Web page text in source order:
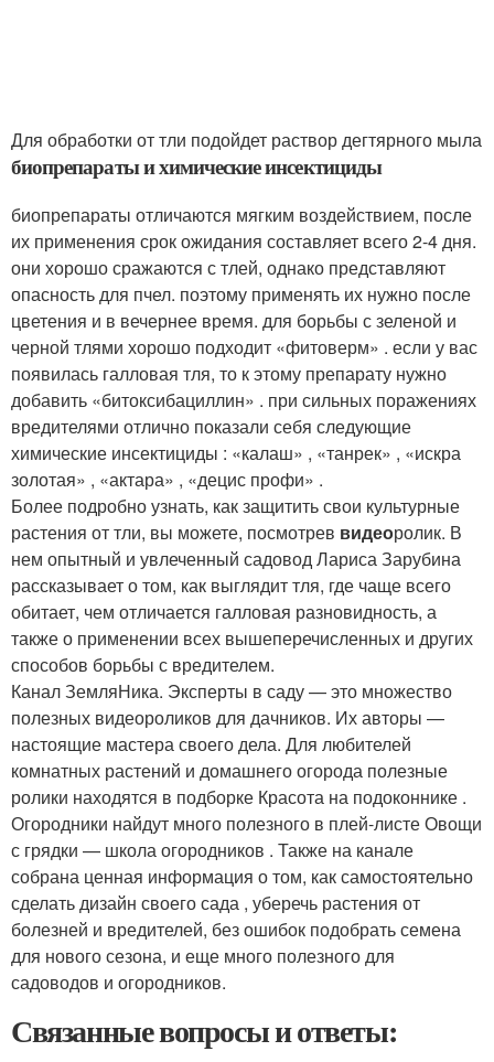
Для обработки от тли подойдет раствор дегтярного мыла
биопрепараты и химические инсектициды
биопрепараты отличаются мягким воздействием, после
их применения срок ожидания составляет всего 2-4 дня.
они хорошо сражаются с тлей, однако представляют
опасность для пчел. поэтому применять их нужно после
цветения и в вечернее время. для борьбы с зеленой и
черной тлями хорошо подходит «фитоверм» . если у вас
появилась галловая тля, то к этому препарату нужно
добавить «битоксибациллин» . при сильных поражениях
вредителями отлично показали себя следующие
химические инсектициды : «калаш» , «танрек» , «искра
золотая» , «актара» , «децис профи» .
Более подробно узнать, как защитить свои культурные
растения от тли, вы можете, посмотрев видеоролик. В
нем опытный и увлеченный садовод Лариса Зарубина
рассказывает о том, как выглядит тля, где чаще всего
обитает, чем отличается галловая разновидность, а
также о применении всех вышеперечисленных и других
способов борьбы с вредителем.
Канал ЗемляНика. Эксперты в саду — это множество
полезных видеороликов для дачников. Их авторы —
настоящие мастера своего дела. Для любителей
комнатных растений и домашнего огорода полезные
ролики находятся в подборке Красота на подоконнике .
Огородники найдут много полезного в плей-листе Овощи
с грядки — школа огородников . Также на канале
собрана ценная информация о том, как самостоятельно
сделать дизайн своего сада , уберечь растения от
болезней и вредителей, без ошибок подобрать семена
для нового сезона, и еще много полезного для
садоводов и огородников.
Связанные вопросы и ответы: